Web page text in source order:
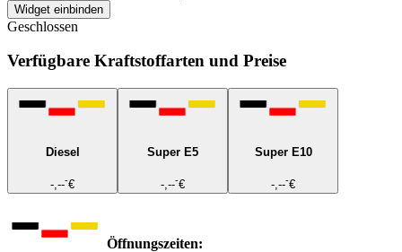
Widget einbinden
Geschlossen
Verfügbare Kraftstoffarten und Preise
Diesel
-,---€
Super E5
-,---€
Super E10
-,---€
Öffnungszeiten: